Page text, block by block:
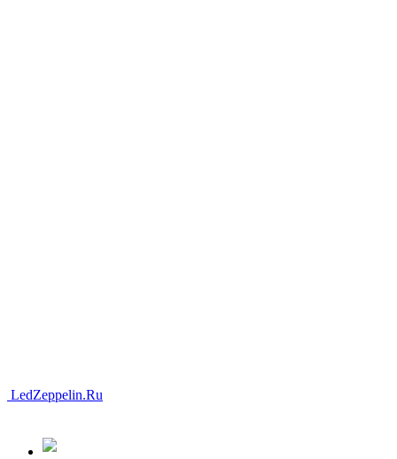
LedZeppelin.Ru